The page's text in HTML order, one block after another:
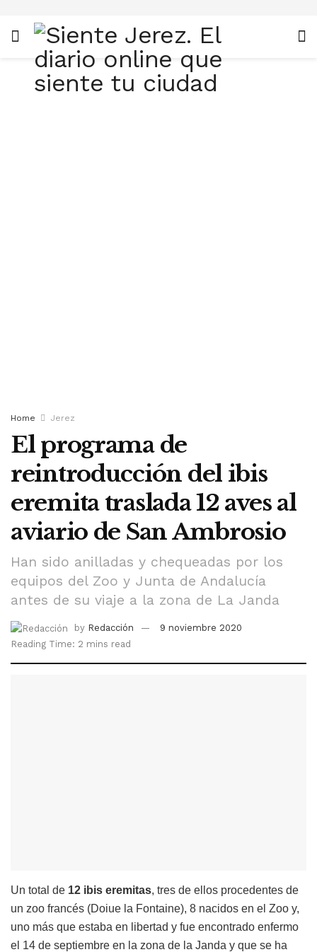
Home Jerez
El programa de
reintroducción del ibis
eremita traslada 12 aves al
aviario de San Ambrosio
Han sido anilladas y chequeadas por los
equipos del Zoo y Junta de Andalucía
antes de su viaje a la zona de La Janda
by Redacción
9 noviembre 2020
Reading Time: 2 mins read
Un total de 12 ibis eremitas, tres de ellos procedentes de
un zoo francés (Doiue la Fontaine), 8 nacidos en el Zoo y,
uno más que estaba en libertad y fue encontrado enfermo
el 14 de septiembre en la zona de la Janda y que se ha